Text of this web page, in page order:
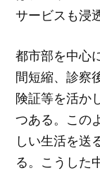
サービスも浸
都市部を中心
間短縮、診察
険証等を活か
つある。この
しい生活を送
る。こうした